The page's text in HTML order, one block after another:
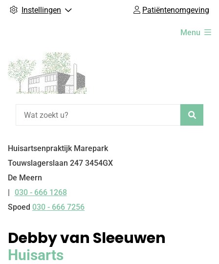
Instellingen Patiëntenomgeving
Menu
Huisartsenpraktijk Marepark
Touwslagerslaan 247 3454GX
De Meern
Tel:
030 - 666 1268
Spoed 030 - 666 7256
Debby van Sleeuwen
Huisarts